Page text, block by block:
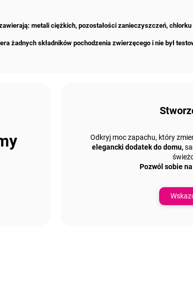
metali ciężkich, pozostałości zanieczyszczeń,
żadnych składników pochodzenia zwierzęcego i nie był
Odkryj moc zapachu, który
elegancki dodatek do domu,
Pozwól sobie